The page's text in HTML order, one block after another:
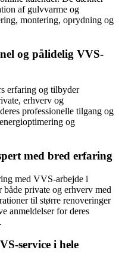
af gulvvarme og
montering, oprydning og
og pålidelig VVS-
erfaring og tilbyder
erhverv og
professionelle tilgang og
og
med bred erfaring
med VVS-arbejde i
private og erhverv med
til større renoveringer
anmeldelser for deres
service i hele